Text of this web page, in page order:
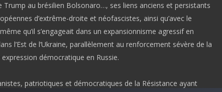
Trump au brésilien Bolsonaro…, ses liens anciens et persistants
d’extrême-droite et néofascistes, ainsi qu’avec le
qu’il s’engageait dans un expansionnisme agressif en
l’Est de l’Ukraine, parallèlement au renforcement sévère de la
démocratique en Russie.
patriotiques et démocratiques de la Résistance ayant